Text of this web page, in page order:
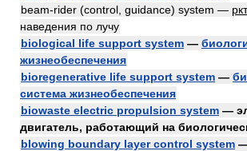
beam-rider (control, guidance) system —
наведения по лучу
biological life support system —
жизнеобеспечения
bioregenerative life support system —
система жизнеобеспечения
biowaste electric propulsion system —
двигатель, работающий на
blowing boundary layer control system